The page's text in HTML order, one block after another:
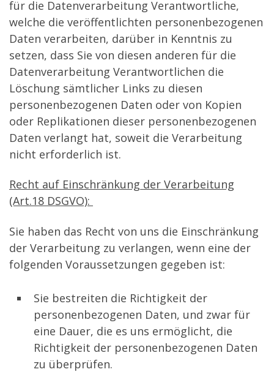
für die Datenverarbeitung Verantwortliche,
welche die veröffentlichten personenbezogenen
Daten verarbeiten, darüber in Kenntnis zu
setzen, dass Sie von diesen anderen für die
Datenverarbeitung Verantwortlichen die
Löschung sämtlicher Links zu diesen
personenbezogenen Daten oder von Kopien
oder Replikationen dieser personenbezogenen
Daten verlangt hat, soweit die Verarbeitung
nicht erforderlich ist.
Recht auf Einschränkung der Verarbeitung
(Art.18 DSGVO):
Sie haben das Recht von uns die Einschränkung
der Verarbeitung zu verlangen, wenn eine der
folgenden Voraussetzungen gegeben ist:
Sie bestreiten die Richtigkeit der
personenbezogenen Daten, und zwar für
eine Dauer, die es uns ermöglicht, die
Richtigkeit der personenbezogenen Daten
zu überprüfen.